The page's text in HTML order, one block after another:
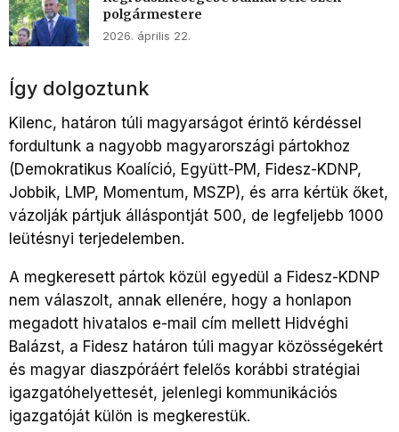
polgármestere
2026. április 22.
Így dolgoztunk
Kilenc, határon túli magyarságot érintő kérdéssel
fordultunk a nagyobb magyarországi pártokhoz
(Demokratikus Koalíció, Együtt-PM, Fidesz-KDNP,
Jobbik, LMP, Momentum, MSZP), és arra kértük őket,
vázolják pártjuk álláspontját 500, de legfeljebb 1000
leütésnyi terjedelemben.
A megkeresett pártok közül egyedül a Fidesz-KDNP
nem válaszolt, annak ellenére, hogy a honlapon
megadott hivatalos e-mail cím mellett Hidvéghi
Balázst, a Fidesz határon túli magyar közösségekért
és magyar diaszpóráért felelős korábbi stratégiai
igazgatóhelyettesét, jelenlegi kommunikációs
igazgatóját külön is megkerestük.